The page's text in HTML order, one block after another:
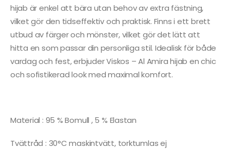
hijab är enkel att bära utan behov av extra fästning,
vilket gör den tidseffektiv och praktisk. Finns i ett brett
utbud av färger och mönster, vilket gör det lätt att
hitta en som passar din personliga stil. Idealisk för både
vardag och fest, erbjuder Viskos – Al Amira hijab en chic
och sofistikerad look med maximal komfort.
Material : 95 % Bomull , 5 % Elastan
Tvättråd : 30°C maskintvätt, torktumlas ej